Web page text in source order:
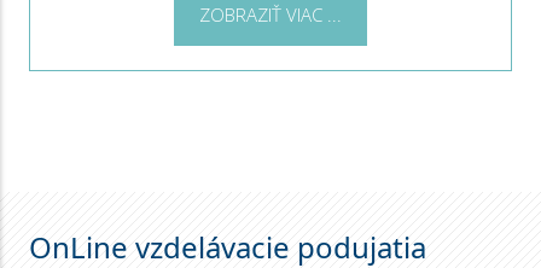
ZOBRAZIŤ VIAC ...
OnLine vzdelávacie podujatia